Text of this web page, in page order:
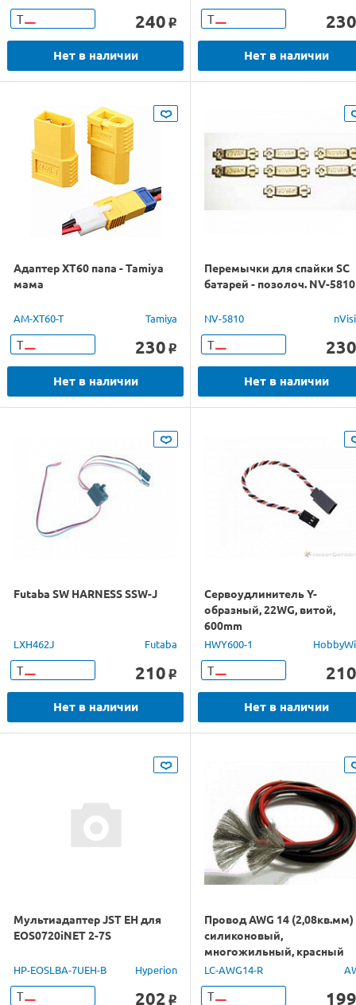
Т 240 o
Нет в наличии
Т 230
Нет в наличии
Адаптер XT60 папа - Tamiya
мама
AM-XT60-T Tamiya
Т 230 o
Нет в наличии
Перемычки для спайки SC
батарей - позолоч. NV-5810
NV-5810
Т 230
Нет в наличии
Futaba SW HARNESS SSW-J
LXH462J Futaba
Т 210 o
Нет в наличии
Сервоудлинитель Y-
образный, 22WG, витой,
600mm
HWY600-1
Т 210
Нет в наличии
Мультиадаптер JST EH для
EOS0720iNET 2-7S
HP-EOSLBA-7UEH-B Hyperion
Т 202 o
Провод AWG 14 (2,08кв.мм)
силиконовый,
многожильный, красный
(1м/п)
LC-AWG14-R
Т 199